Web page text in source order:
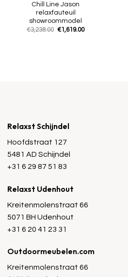
Chill Line Jason
relaxfauteuil
showroommodel
€3,238.00 Oorspronkelijke
€1,619.00Huidige
Relaxst Schijndel
Hoofdstraat 127
5481 AD Schijndel
+31 6 29 87 51 83
Relaxst Udenhout
Kreitenmolenstraat 66
5071 BH Udenhout
+31 6 20 41 23 31
Outdoormeubelen.com
Kreitenmolenstraat 66